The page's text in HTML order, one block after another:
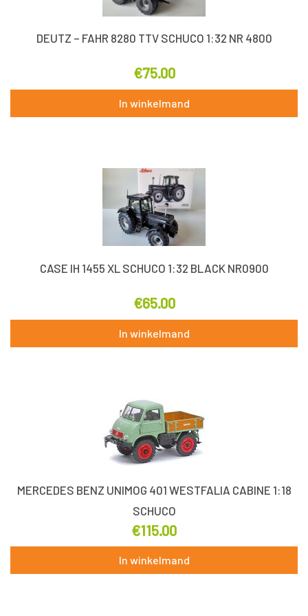
DEUTZ – FAHR 8280 TTV SCHUCO 1:32 NR 4800
€75.00
In winkelmand
CASE IH 1455 XL SCHUCO 1:32 BLACK NR0900
€65.00
In winkelmand
MERCEDES BENZ UNIMOG 401 WESTFALIA CABINE 1:18
SCHUCO
€115.00
In winkelmand